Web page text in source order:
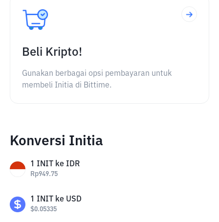
Beli Kripto!
Gunakan berbagai opsi pembayaran untuk
membeli Initia di Bittime.
Konversi Initia
1 INIT ke IDR
Rp949.75
1 INIT ke USD
$0.05335